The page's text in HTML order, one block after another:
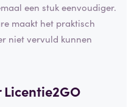
een stuk eenvoudiger.
maakt het praktisch
niet vervuld kunnen